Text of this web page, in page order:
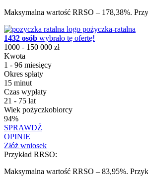
Maksymalna wartość RRSO – 178,38%.
pożyczka-ratalna
1432 osób wybrało tę ofertę!
1000 - 150 000 zł
Kwota
1 - 96 miesięcy
Okres spłaty
15 minut
Czas wypłaty
21 - 75 lat
Wiek pożyczkobiorcy
94%
SPRAWDŹ
OPINIE
Złóż wniosek
Przykład RRSO:
Maksymalna wartość RRSO – 83,95%.